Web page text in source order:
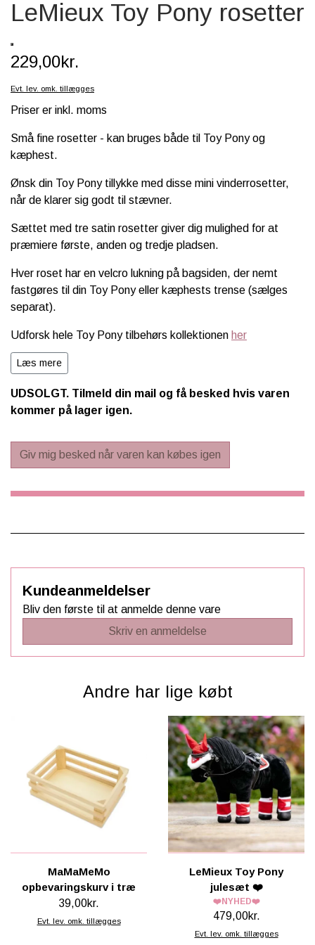
SCHLEICH® HEST & TILBEHØR
BABY
LeMieux Toy Pony rosetter
229,00kr.
Evt. lev. omk. tillægges
Priser er inkl. moms
Små fine rosetter - kan bruges både til Toy Pony og
kæphest.
Ønsk din Toy Pony tillykke med disse mini vinderrosetter,
når de klarer sig godt til stævner.
Sættet med tre satin rosetter giver dig mulighed for at
præmiere første, anden og tredje pladsen.
Hver roset har en velcro lukning på bagsiden, der nemt
fastgøres til din Toy Pony eller kæphests trense (sælges
separat).
Udforsk hele Toy Pony tilbehørs kollektionen her
Læs mere
UDSOLGT. Tilmeld din mail og få besked hvis varen
kommer på lager igen.
Giv mig besked når varen kan købes igen
Kundeanmeldelser
Bliv den første til at anmelde denne vare
Skriv en anmeldelse
Andre har lige købt
MaMaMeMo
opbevaringskurv i træ
39,00kr.
Evt. lev. omk. tillægges
LeMieux Toy Pony
julesæt ❤️
❤️NYHED❤️
479,00kr.
Evt. lev. omk. tillægges